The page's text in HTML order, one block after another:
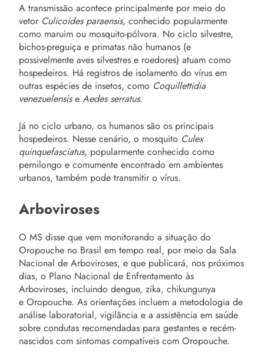
A transmissão acontece principalmente por meio do
vetor Culicoides paraensis, conhecido popularmente
como maruim ou mosquito-pólvora. No ciclo silvestre,
bichos-preguiça e primatas não humanos (e
possivelmente aves silvestres e roedores) atuam como
hospedeiros. Há registros de isolamento do vírus em
outras espécies de insetos, como Coquillettidia
venezuelensise Aedes serratus.
Já no ciclo urbano, os humanos são os principais
hospedeiros. Nesse cenário, o mosquito Culex
quinquefasciatus, popularmente conhecido como
pernilongo e comumente encontrado em ambientes
urbanos, também pode transmitir o vírus.
Arboviroses
O MS disse que vem monitorando a situação do
Oropouche no Brasil em tempo real, por meio da Sala
Nacional de Arboviroses, e que publicará, nos próximos
dias, o Plano Nacional de Enfrentamento às
Arboviroses, incluindo dengue, zika, chikungunya
e Oropouche. As orientações incluem a metodologia de
análise laboratorial, vigilância e a assistência em saúde
sobre condutas recomendadas para gestantes e recém-
nascidos com sintomas compatíveis com Oropouche.